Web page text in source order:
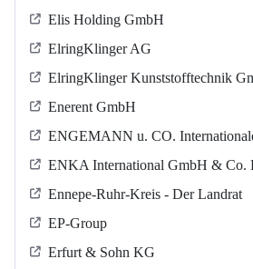
Elis Holding GmbH
ElringKlinger AG
ElringKlinger Kunststofftechnik
Enerent GmbH
ENGEMANN u. CO.
ENKA International GmbH & Co.
Ennepe-Ruhr-Kreis - Der Landrat
EP-Group
Erfurt & Sohn KG